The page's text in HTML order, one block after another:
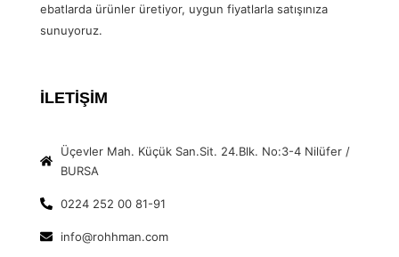
ebatlarda ürünler üretiyor, uygun fiyatlarla satışınıza
sunuyoruz.
İLETİŞİM
Üçevler Mah. Küçük San.Sit. 24.Blk. No:3-4 Nilüfer /
BURSA
0224 252 00 81-91
info@rohhman.com